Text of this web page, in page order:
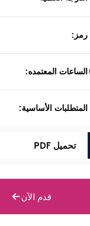
رمز:
الساعات المعتمده:
المتطلبات الأساسية:
تحميل PDF
قدم الآن